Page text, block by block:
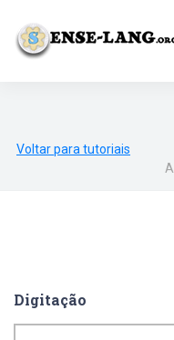
English|עברית|Español|
|Русский
Voltar para tutoriais
Digitação